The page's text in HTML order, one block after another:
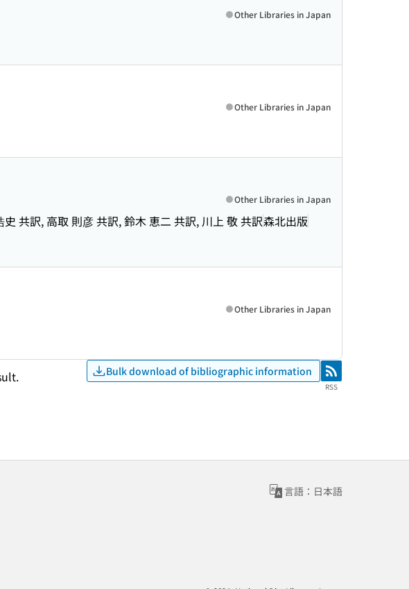
Other Libraries in Japan
Other Libraries in Japan
共訳, 高取 則彦 共訳, 鈴木 恵二 共訳, 川上 敬 共訳森北出版
Other Libraries in Japan
Other Libraries in Japan
Bulk download of bibliographic information RSS
RSS
言語：日本語